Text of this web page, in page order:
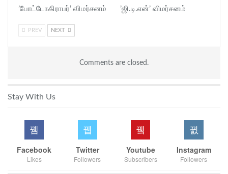
’போட்டோகிராபர்’ விமர்சனம் ’ஜி.டி.என்’ விமர்சனம்
PREV NEXT
Comments are closed.
Stay With Us
Facebook
Likes
Twitter
Followers
Youtube
Subscribers
Instagram
Followers